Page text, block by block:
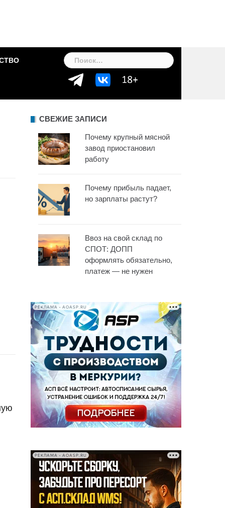
Найти:
СВЕЖИЕ ЗАПИСИ
Почему крупный мясной
завод приостановил
работу
Почему прибыль падает,
но зарплаты растут?
Ввоз на свой склад по
СПОТ: ДОПП
оформлять обязательно,
платеж — не нужен
РЕКЛАМА • AOASP.RU
РЕКЛАМА • AOASP.RU